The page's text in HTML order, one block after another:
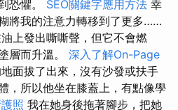
恐懼。 SEO關鍵字應用方法 幸
將我的注意力轉移到了更多……
上發出嘶嘶聲，但它不會燃
層而升溫。 深入了解On-Page
面拔了出來，沒有沙發或扶手
，所以他坐在膝蓋上，有點像學
照 我在她身後拖著腳步，把她